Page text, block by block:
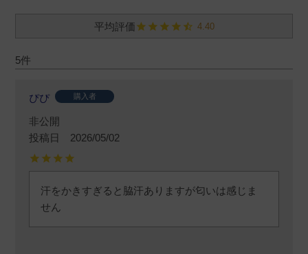
4.40
5
ぴぴ 購入者
非公開
投稿日
2026/05/02
汗をかきすぎると脇汗ありますが匂いは感じま
せん